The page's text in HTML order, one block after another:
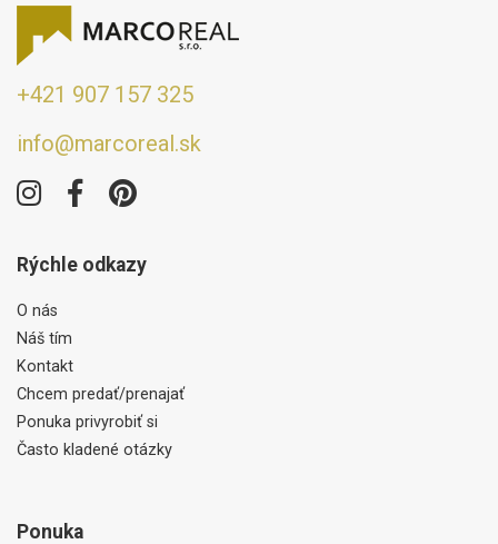
+421 907 157 325
info@marcoreal.sk
Rýchle odkazy
O nás
Náš tím
Kontakt
Chcem predať/prenajať
Ponuka privyrobiť si
Často kladené otázky
Ponuka